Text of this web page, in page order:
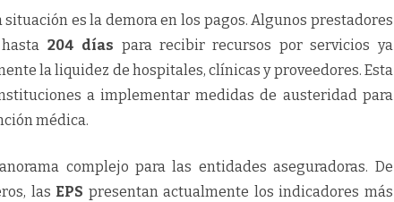
es la demora en los pagos. Algunos prestadores
204 días para recibir recursos por servicios ya
la liquidez de hospitales, clínicas y proveedores. Esta
a implementar medidas de austeridad para
médica.
complejo para las entidades aseguradoras. De
las EPS presentan actualmente los indicadores más